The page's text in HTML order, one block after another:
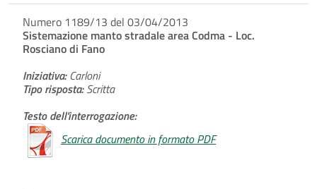
Numero 1189/13 del 03/04/2013
Sistemazione manto stradale area Codma - Loc.
Rosciano di Fano
Iniziativa:Carloni
Tipo risposta:Scritta
Testo dell'interrogazione:
Scarica documento in formato PDF